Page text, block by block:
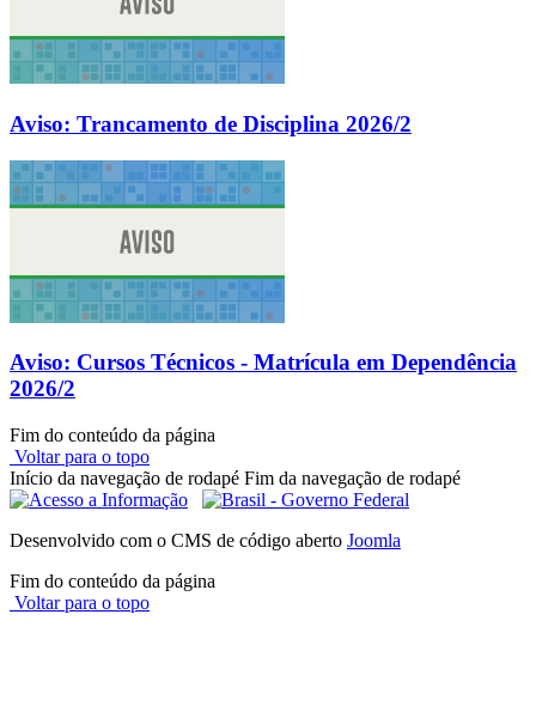
Aviso: Trancamento de Disciplina 2026/2
Aviso: Cursos Técnicos - Matrícula em Dependência
2026/2
Fim do conteúdo da página
Voltar para o topo
Início da navegação de rodapé Fim da navegação de rodapé
Desenvolvido com o CMS de código aberto Joomla
Fim do conteúdo da página
Voltar para o topo